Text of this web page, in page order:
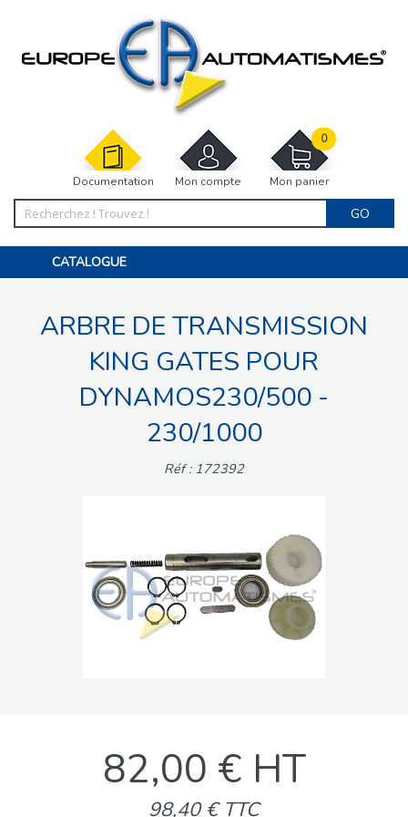
Documentation Mon compte Mon panier
0
GO
CATALOGUE
MOTORISATIONS
ACCESSOIRES ET ELECTRONIQUES
INTERPHONES VISIOPHONES
ARBRE DE TRANSMISSION
KING GATES POUR
DYNAMOS230/500 -
230/1000
Réf : 172392
82,00 € HT
98,40 € TTC